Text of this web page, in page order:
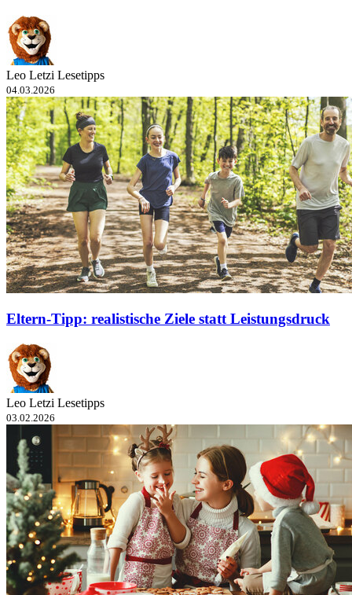
Leo Letzi Lesetipps
04.03.2026
Eltern-Tipp: realistische Ziele statt Leistungsdruck
Leo Letzi Lesetipps
03.02.2026